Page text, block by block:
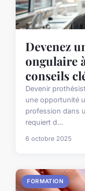
Devenez
ongulaire
conseils
Devenir
une opportunité
profession dans
requiert d...
6 octobre 2025
FORMATION